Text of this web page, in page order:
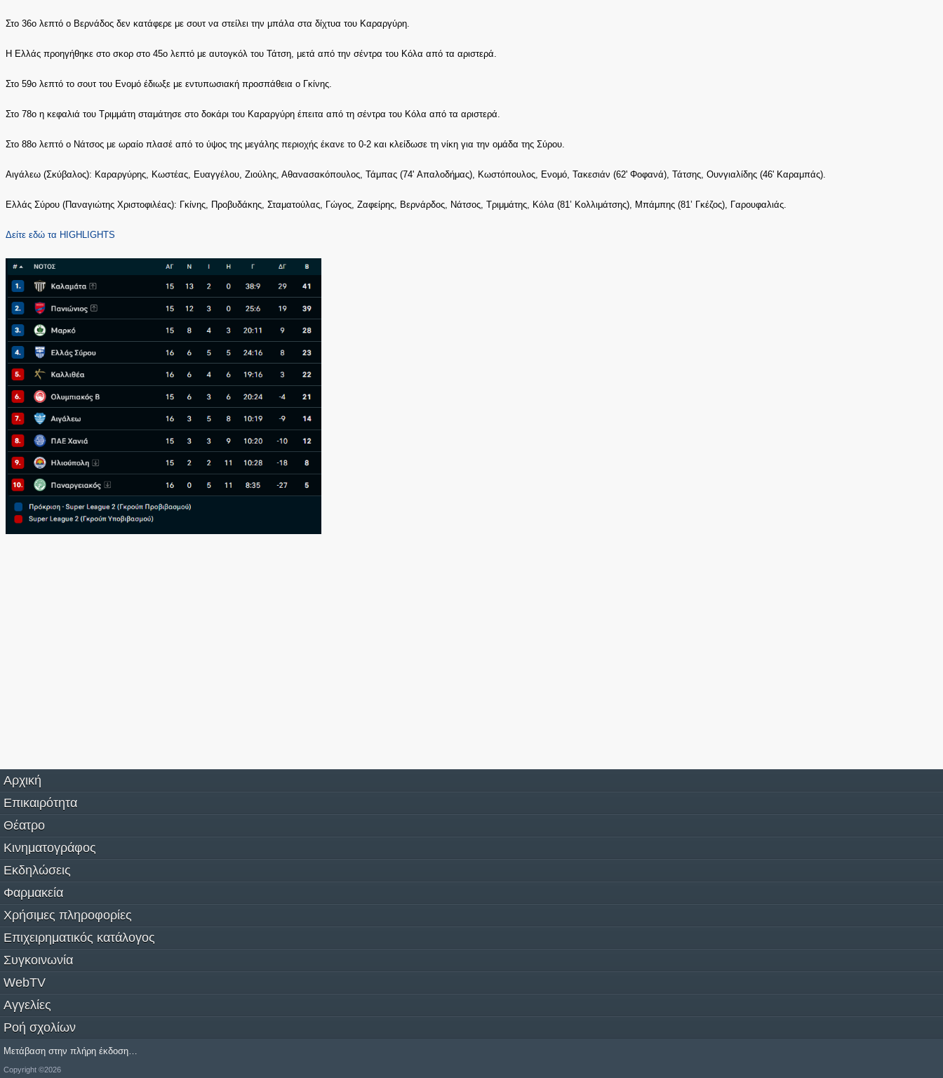
Στο 36ο λεπτό ο Βερνάδος δεν κατάφερε με σουτ να στείλει την μπάλα στα δίχτυα του Καραργύρη.
Η Ελλάς προηγήθηκε στο σκορ στο 45ο λεπτό με αυτογκόλ του Τάτση, μετά από την σέντρα του Κόλα από τα αριστερά.
Στο 59ο λεπτό το σουτ του Ενομό έδιωξε με εντυπωσιακή προσπάθεια ο Γκίνης.
Στο 78ο η κεφαλιά του Τριμμάτη σταμάτησε στο δοκάρι του Καραργύρη έπειτα από τη σέντρα του Κόλα από τα αριστερά.
Στο 88ο λεπτό ο Νάτσος με ωραίο πλασέ από το ύψος της μεγάλης περιοχής έκανε το 0-2 και κλείδωσε τη νίκη για την ομάδα της Σύρου.
Αιγάλεω (Σκύβαλος): Καραργύρης, Κωστέας, Ευαγγέλου, Ζιούλης, Αθανασακόπουλος, Τάμπας (74' Απαλοδήμας), Κωστόπουλος, Ενομό, Τακεσιάν (62' Φοφανά), Τάτσης, Ουνγιαλίδης (46' Καραμπάς).
Ελλάς Σύρου (Παναγιώτης Χριστοφιλέας): Γκίνης, Προβυδάκης, Σταματούλας, Γώγος, Ζαφείρης, Βερνάρδος, Νάτσος, Τριμμάτης, Κόλα (81’ Κολλιμάτσης), Μπάμπης (81’ Γκέζος), Γαρουφαλιάς.
Δείτε εδώ τα HIGHLIGHTS
Αρχική
Επικαιρότητα
Θέατρο
Κινηματογράφος
Εκδηλώσεις
Φαρμακεία
Χρήσιμες πληροφορίες
Επιχειρηματικός κατάλογος
Συγκοινωνία
WebTV
Αγγελίες
Ροή σχολίων
Μετάβαση στην πλήρη έκδοση…
Copyright ©2026